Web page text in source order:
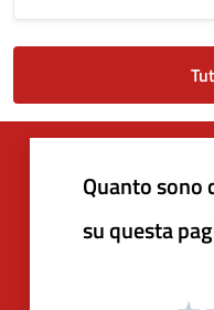
Quanto sono
su questa